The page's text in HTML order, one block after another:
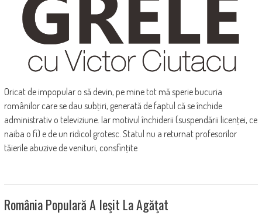
Oricat de impopular o să devin, pe mine tot mă sperie bucuria
românilor care se dau subţiri, generată de faptul că se închide
administrativ o televiziune. Iar motivul închiderii (suspendării licenţei, ce
naiba o fi) e de un ridicol grotesc. Statul nu a returnat profesorilor
tăierile abuzive de venituri, consfinţite
România Populară A Ieşit La Agăţat